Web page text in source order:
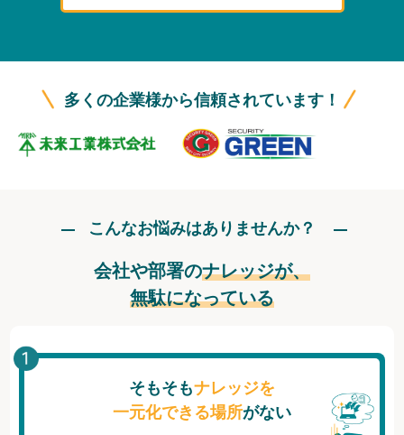
ログイン
多くの企業様から信頼されています！
こんなお悩みはありませんか？
会社や部署のナレッジが、
無駄になっている
そもそもナレッジを
一元化できる場所がない